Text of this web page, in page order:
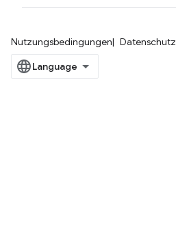
Nutzungsbedingungen Datenschutz